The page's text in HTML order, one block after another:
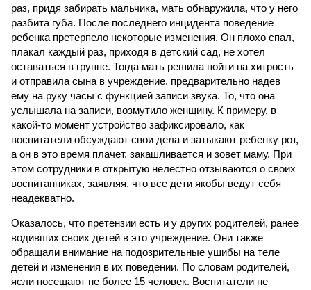
раз, придя забирать мальчика, мать обнаружила, что у него
разбита губа. После последнего инцидента поведение
ребенка претерпело некоторые изменения. Он плохо спал,
плакал каждый раз, приходя в детский сад, не хотел
оставаться в группе. Тогда мать решила пойти на хитрость
и отправила сына в учреждение, предварительно надев
ему на руку часы с функцией записи звука. То, что она
услышала на записи, возмутило женщину. К примеру, в
какой-то момент устройство зафиксировало, как
воспитатели обсуждают свои дела и затыкают ребенку рот,
а он в это время плачет, закашливается и зовет маму. При
этом сотрудники в открытую нелестно отзываются о своих
воспитанниках, заявляя, что все дети якобы ведут себя
неадекватно.
Оказалось, что претензии есть и у других родителей, ранее
водивших своих детей в это учреждение. Они также
обращали внимание на подозрительные ушибы на теле
детей и изменения в их поведении. По словам родителей,
ясли посещают не более 15 человек. Воспитатели не